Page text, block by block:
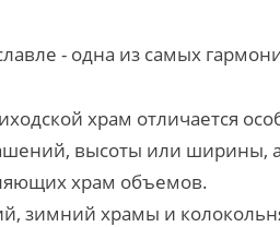
- одна из самых
храм отличается
высоты или ширины,
храм объемов.
зимний храмы и